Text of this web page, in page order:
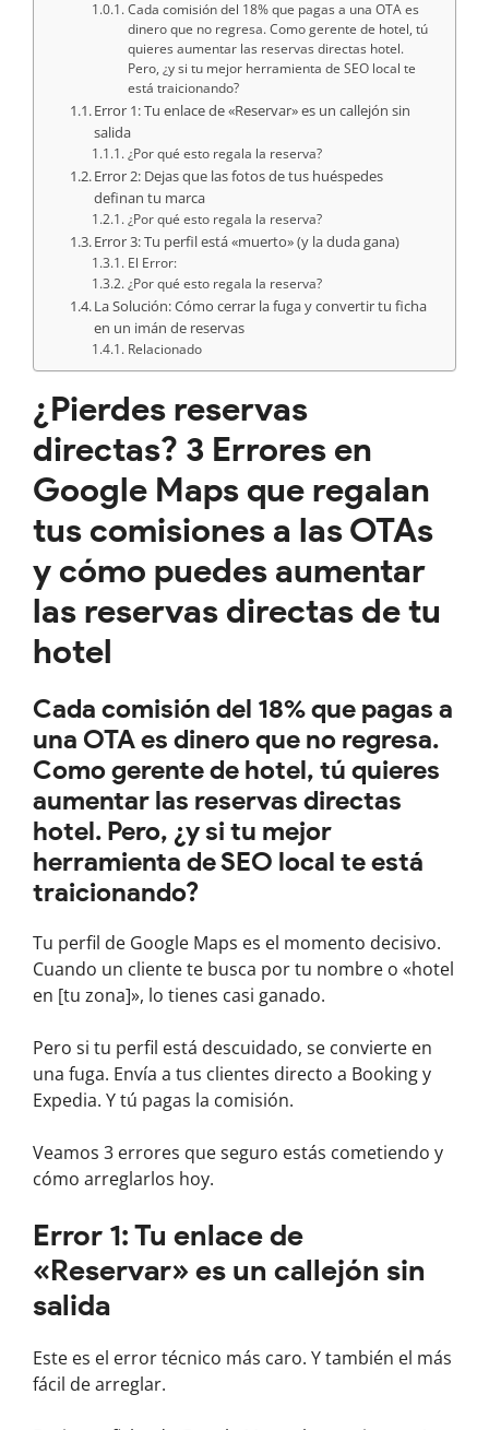
Cada comisión del 18% que pagas a una OTA es
dinero que no regresa. Como gerente de hotel, tú
quieres aumentar las reservas directas hotel.
Pero, ¿y si tu mejor herramienta de SEO local te
está traicionando?
Error 1: Tu enlace de «Reservar» es un callejón sin
salida
¿Por qué esto regala la reserva?
Error 2: Dejas que las fotos de tus huéspedes
definan tu marca
¿Por qué esto regala la reserva?
Error 3: Tu perfil está «muerto» (y la duda gana)
El Error:
¿Por qué esto regala la reserva?
La Solución: Cómo cerrar la fuga y convertir tu ficha
en un imán de reservas
Relacionado
¿Pierdes reservas
directas? 3 Errores en
Google Maps que regalan
tus comisiones a las OTAs
y cómo puedes aumentar
las reservas directas de tu
hotel
Cada comisión del 18% que pagas a
una OTA es dinero que no regresa.
Como gerente de hotel, tú quieres
aumentar las reservas directas
hotel. Pero, ¿y si tu mejor
herramienta de SEO local te está
traicionando?
Tu perfil de Google Maps es el momento decisivo.
Cuando un cliente te busca por tu nombre o «hotel
en [tu zona]», lo tienes casi ganado.
Pero si tu perfil está descuidado, se convierte en
una fuga. Envía a tus clientes directo a Booking y
Expedia. Y tú pagas la comisión.
Veamos 3 errores que seguro estás cometiendo y
cómo arreglarlos hoy.
Error 1: Tu enlace de
«Reservar» es un callejón sin
salida
Este es el error técnico más caro. Y también el más
fácil de arreglar.